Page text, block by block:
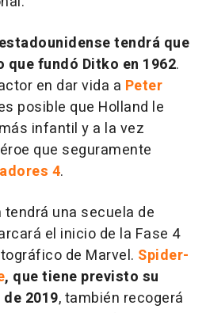
tendrá que
fundó Ditko en 1962.
en dar vida a Peter
posible que Holland le
infantil y a la vez
que seguramente
4.
una secuela de
el inicio de la Fase 4
de Marvel. Spider-
, que tiene previsto su
2019, también recogerá